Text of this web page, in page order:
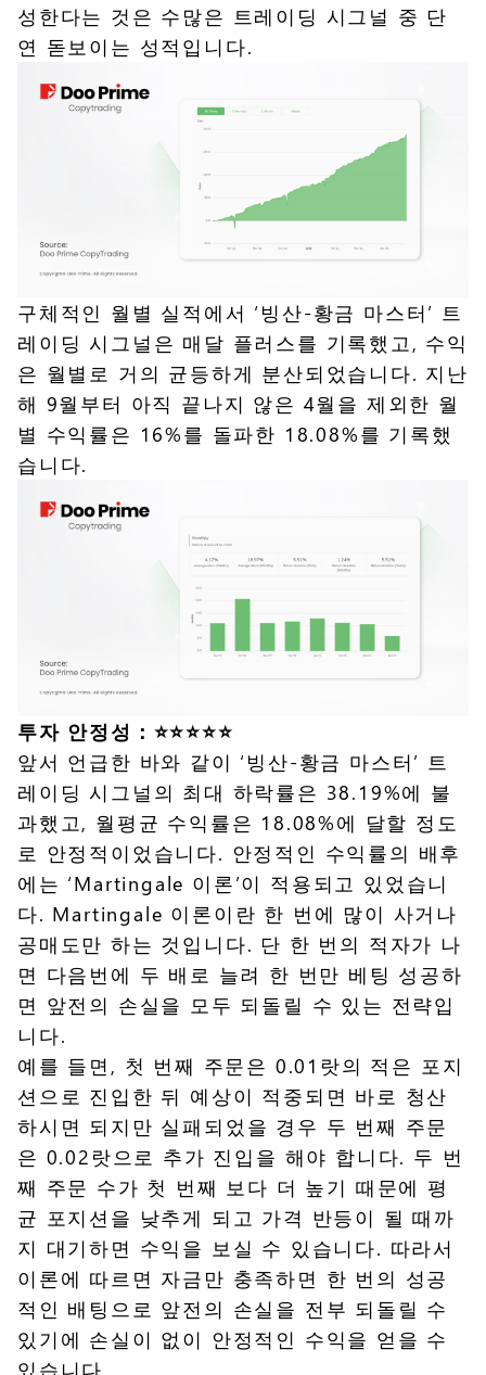
성한다는 것은 수많은 트레이딩 시그널 중 단
연 돋보이는 성적입니다.
구체적인 월별 실적에서 ‘빙산-황금 마스터’ 트
레이딩 시그널은 매달 플러스를 기록했고, 수익
은 월별로 거의 균등하게 분산되었습니다. 지난
해 9월부터 아직 끝나지 않은 4월을 제외한 월
별 수익률은 16%를 돌파한 18.08%를 기록했
습니다.
투자 안정성：⭐️⭐️⭐️⭐️⭐️
앞서 언급한 바와 같이 ‘빙산-황금 마스터’ 트
레이딩 시그널의 최대 하락률은 38.19%에 불
과했고, 월평균 수익률은 18.08%에 달할 정도
로 안정적이었습니다. 안정적인 수익률의 배후
에는 ‘Martingale 이론’이 적용되고 있었습니
다. Martingale 이론이란 한 번에 많이 사거나
공매도만 하는 것입니다. 단 한 번의 적자가 나
면 다음번에 두 배로 늘려 한 번만 베팅 성공하
면 앞전의 손실을 모두 되돌릴 수 있는 전략입
니다.
예를 들면, 첫 번째 주문은 0.01랏의 적은 포지
션으로 진입한 뒤 예상이 적중되면 바로 청산
하시면 되지만 실패되었을 경우 두 번째 주문
은 0.02랏으로 추가 진입을 해야 합니다. 두 번
째 주문 수가 첫 번째 보다 더 높기 때문에 평
균 포지션을 낮추게 되고 가격 반등이 될 때까
지 대기하면 수익을 보실 수 있습니다. 따라서
이론에 따르면 자금만 충족하면 한 번의 성공
적인 배팅으로 앞전의 손실을 전부 되돌릴 수
있기에 손실이 없이 안정적인 수익을 얻을 수
있습니다.